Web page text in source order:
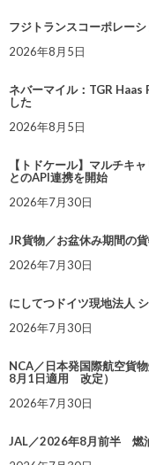
フジトランスコーポレー
2026年8月5日
ネバーマイル：TGR Haas
した
2026年8月5日
【トドケール】マルチキ
とのAPI連携を開始
2026年7月30日
JR貨物／お盆休み期間の
2026年7月30日
にしてつドイツ現地法人
2026年7月30日
NCA／日本発国際航空貨
8月1日適用 改定）
2026年7月30日
JAL／2026年8月前半 燃